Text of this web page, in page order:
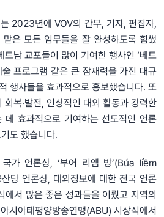
2023년에 VOV의 간부, 기자, 편집자,
은 모든 임무들을 잘 완성하도록 힘썼
남 교포들이 많이 기여한 행사인 ‘베트
프로그램 같은 큰 잠재력을 가진 대규
행사들을 효과적으로 홍보했습니다. 또
회복‧발전, 인상적인 대외 활동과 강력한
데 효과적으로 기여하는 선도적인 언론
도 했습니다.
가 언론상, ‘부어 리엠 방’(Búa liềm
당 언론상, 대외정보에 대한 전국 언론
에서 많은 좋은 성과들을 이뤘고 지역의
시아태평양방송연맹(ABU) 시상식에서